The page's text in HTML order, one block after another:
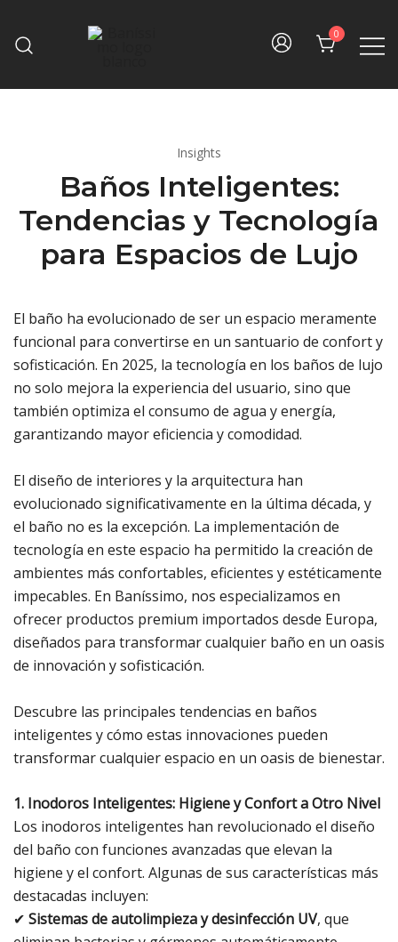
content
Baníssimo
Fine bath design
0
Insights
Baños Inteligentes:
Tendencias y Tecnología
para Espacios de Lujo
El baño ha evolucionado de ser un espacio meramente
funcional para convertirse en un santuario de confort y
sofisticación. En 2025, la tecnología en los baños de lujo
no solo mejora la experiencia del usuario, sino que
también optimiza el consumo de agua y energía,
garantizando mayor eficiencia y comodidad.
El diseño de interiores y la arquitectura han
evolucionado significativamente en la última década, y
el baño no es la excepción. La implementación de
tecnología en este espacio ha permitido la creación de
ambientes más confortables, eficientes y estéticamente
impecables. En Baníssimo, nos especializamos en
ofrecer productos premium importados desde Europa,
diseñados para transformar cualquier baño en un oasis
de innovación y sofisticación.
Descubre las principales tendencias en baños
inteligentes y cómo estas innovaciones pueden
transformar cualquier espacio en un oasis de bienestar.
1. Inodoros Inteligentes: Higiene y Confort a Otro Nivel
Los inodoros inteligentes han revolucionado el diseño
del baño con funciones avanzadas que elevan la
higiene y el confort. Algunas de sus características más
destacadas incluyen:
✔ Sistemas de autolimpieza y desinfección UV, que